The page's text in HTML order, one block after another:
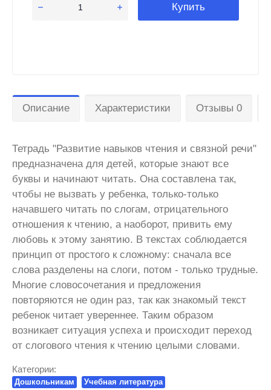
Купить
Описание Характеристики Отзывы 0
Тетрадь "Развитие навыков чтения и связной речи"
предназначена для детей, которые знают все
буквы и начинают читать. Она составлена так,
чтобы не вызвать у ребенка, только-только
начавшего читать по слогам, отрицательного
отношения к чтению, а наоборот, привить ему
любовь к этому занятию. В текстах соблюдается
принцип от простого к сложному: сначала все
слова разделены на слоги, потом - только трудные.
Многие словосочетания и предложения
повторяются не один раз, так как знакомый текст
ребенок читает увереннее. Таким образом
возникает ситуация успеха и происходит переход
от слогового чтения к чтению целыми словами.
Категории:
Дошкольникам Учебная литература